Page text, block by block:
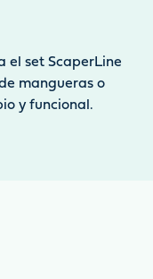
el set ScaperLine
mangueras o
y funcional.